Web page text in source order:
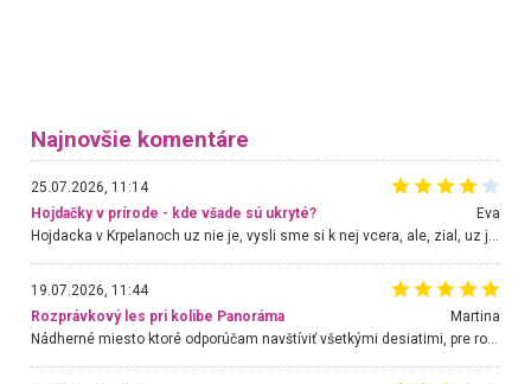
Najnovšie komentáre
25.07.2026, 11:14
Hojdačky v prírode - kde všade sú ukryté?
Eva
Hojdacka v Krpelanoch uz nie je, vysli sme si k nej vcera, ale, zial, uz je znicena. Ak sem planujete cestu len kvoli hojdacke, mozete si ju usetrit. Krasny vyhlad je tu vsak aj bez hojdacky :-)
19.07.2026, 11:44
Rozprávkový les pri kolibe Panoráma
Martina
Nádherné miesto ktoré odporúčam navštíviť všetkými desiatimi, pre rodiny s deťmi, dôchodcom... Proste a jednoducho ozaj rozprávkový les.. určite ešte prídeme. Odniesli sme si na pamiatku krásne tričká,